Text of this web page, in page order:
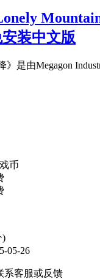
装中文版
是由Megagon
币
)
05-26
系客服或反馈